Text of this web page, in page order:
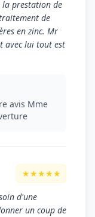
la prestation de
de
en zinc. Mr
avec lui tout est
avis Mme
★★★★★
d'une
un coup de